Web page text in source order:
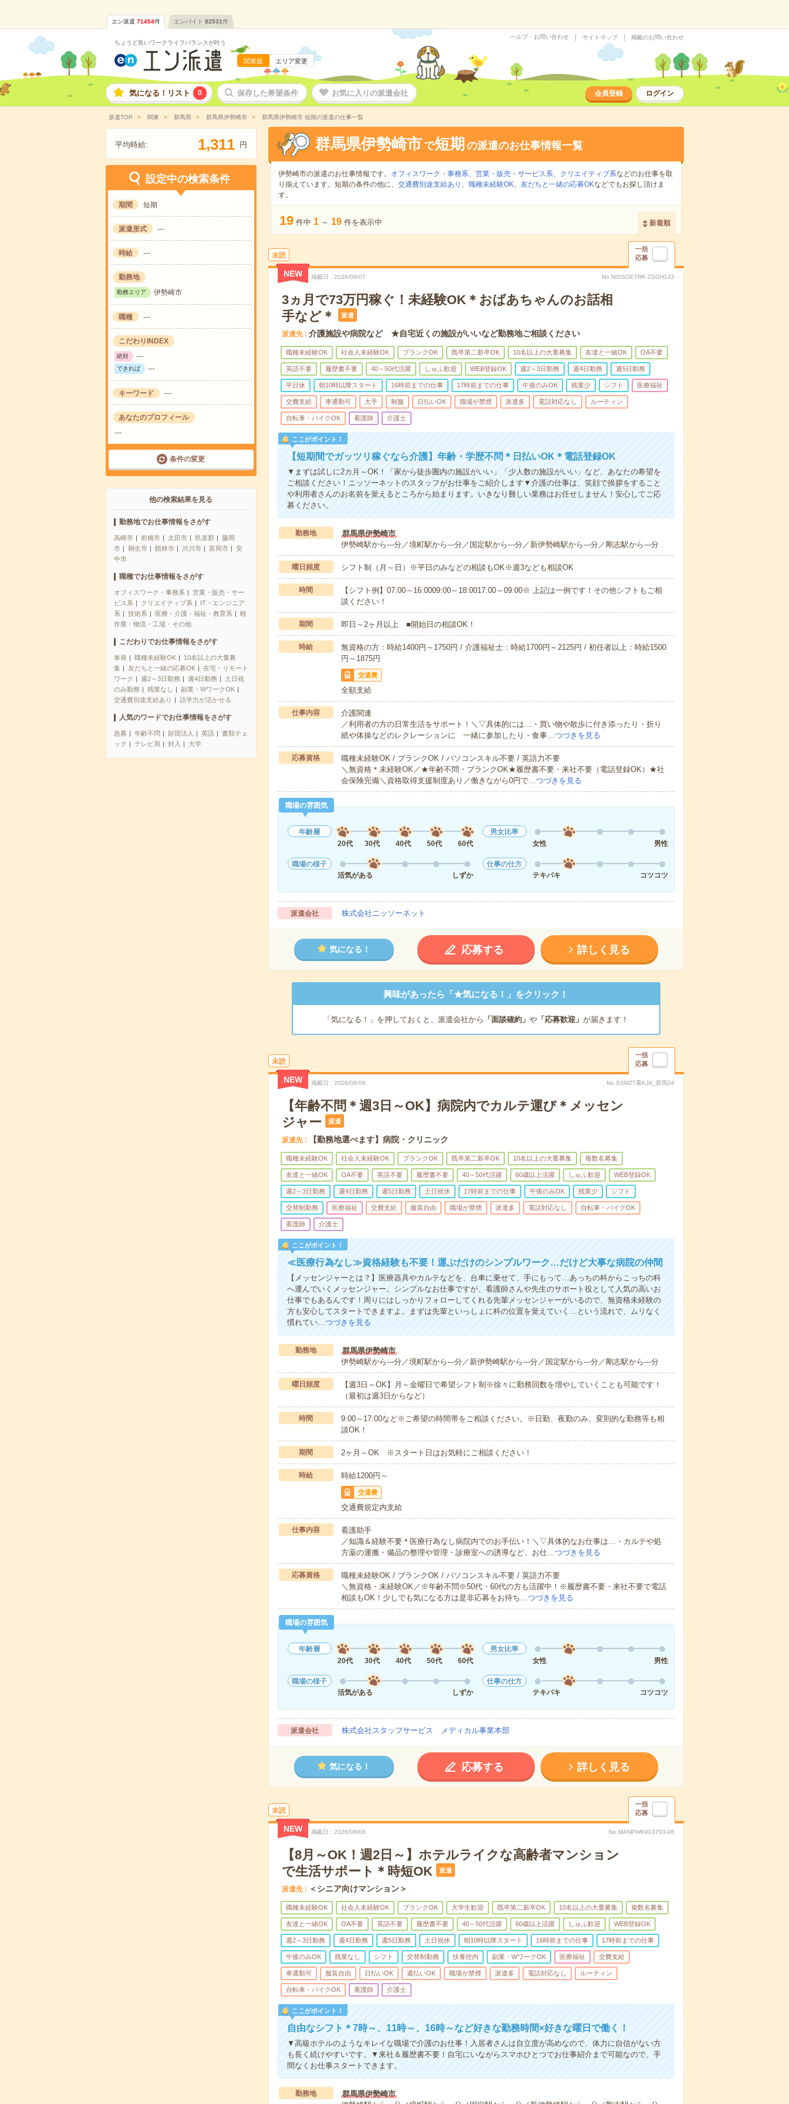
エン派遣 71454件 エンバイト 82531件
ちょうど良いワークライフバランスが叶う
関東版 エリア変更
ヘルプ・お問い合わせ サイトマップ 掲載のお問い合わせ
気になる！リスト 0 保存した希望条件 お気に入りの派遣会社 会員登録 ログイン
派遣TOP 関東 群馬県 群馬県伊勢崎市 群馬県伊勢崎市 短期の派遣の仕事一覧
平均時給: 1,311 円
設定中の検索条件
期間 短期
派遣形式 ---
時給 ---
勤務地
勤務エリア 伊勢崎市
職種 ---
こだわりINDEX
絶対 ---
できれば ---
キーワード ---
あなたのプロフィール
---
条件の変更
他の検索結果を見る
勤務地でお仕事情報をさがす
高崎市 前橋市 太田市 邑楽郡
藤岡
市
桐生市 館林市 渋川市 富岡市
安
中市
職種でお仕事情報をさがす
オフィスワーク・事務系
営業・販売・サー
ビス系
クリエイティブ系
IT・エンジニア
系
技術系 医療・介護・福祉・教育系
軽
作業・物流・工場・その他
こだわりでお仕事情報をさがす
単発 職種未経験OK
10名以上の大量募
集
友だちと一緒の応募OK
在宅・リモート
ワーク
週2～3日勤務 週4日勤務
土日祝
のみ勤務
残業なし
副業・WワークOK
交通費別途支給あり
語学力が活かせる
人気のワードでお仕事情報をさがす
急募 年齢不問 財団法人 英語
書類チェ
ック
テレビ局 封入 大学
群馬県伊勢崎市 で短期 の派遣のお仕事情報一覧
伊勢崎市の派遣のお仕事情報です。 オフィスワーク・事務系、 営業・販売・サービス系、 クリエイティブ系などのお仕事を取
り揃えています。短期の条件の他に、 交通費別途支給あり 、 職種未経験OK、 友だちと一緒の応募OKなどでもお探し頂けま
す。
19 件中 1 ～ 19 件を表示中 新着順
未読
一括
応募
NEW 掲載日 2026/08/07 No.NISSOETRK-2SGH143
3ヵ月で73万円稼ぐ！未経験OK＊おばあちゃんのお話相
手など＊
派遣
派遣先 介護施設や病院など ★自宅近くの施設がいいなど勤務地ご相談ください
職種未経験OK 社会人未経験OK ブランクOK 既卒第二新卒OK 10名以上の大量募集 友達と一緒OK OA不要
英語不要 履歴書不要 40～50代活躍 しゅふ歓迎 WEB登録OK 週2～3日勤務 週4日勤務 週5日勤務
平日休 朝10時以降スタート 16時前までの仕事 17時前までの仕事 午後のみOK 残業少 シフト 医療福祉
交費支給 車通勤可 大手 制服 日払いOK 職場が禁煙 派遣多 電話対応なし ルーティン
自転車・バイクOK 看護師 介護士
ここがポイント！
【短期間でガッツリ稼ぐなら介護】年齢・学歴不問＊日払いOK＊電話登録OK
▼まずは試しに2カ月～OK！「家から徒歩圏内の施設がいい」「少人数の施設がいい」など、あなたの希望を
ご相談ください！ニッソーネットのスタッフがお仕事をご紹介します▼介護の仕事は、笑顔で挨拶をすること
や利用者さんのお名前を覚えるところから始まります。いきなり難しい業務はお任せしません！安心してご応
募ください。
勤務地
群馬県伊勢崎市
伊勢崎駅から---分／境町駅から---分／国定駅から---分／新伊勢崎駅から---分／剛志駅から---分
曜日頻度 シフト制（月～日）※平日のみなどの相談もOK※週3なども相談OK
時間
【シフト例】07:00～16:0009:00～18:0017:00～09:00※ 上記は一例です！その他シフトもご相
談ください！
期間 即日～2ヶ月以上 ■開始日の相談OK！
時給
無資格の方：時給1400円～1750円 / 介護福祉士：時給1700円～2125円 / 初任者以上：時給1500
円～1875円
交通費
全額支給
仕事内容
介護関連
／利用者の方の日常生活をサポート！＼▽具体的には…・買い物や散歩に付き添ったり・折り
紙や体操などのレクレーションに 一緒に参加したり・食事…つづきを見る
応募資格
職種未経験OK / ブランクOK / パソコンスキル不要 / 英語力不要
＼無資格＊未経験OK／★年齢不問・ブランクOK★履歴書不要・来社不要（電話登録OK）★社
会保険完備＼資格取得支援制度あり／働きながら0円で…つづきを見る
職場の雰囲気
年齢層
20代
30代 40代 50代 60代
男女比率
女性
男性
職場の様子
活気がある
しずか
仕事の仕方
テキパキ
コツコツ
派遣会社 株式会社ニッソーネット
気になる！ 応募する 詳しく見る
興味があったら「★気になる！」をクリック！
「気になる！」を押しておくと、派遣会社から 「面談確約」 や「応募歓迎」 が届きます！
未読
一括
応募
NEW 掲載日 2026/08/06 No.SSMZT看KJ4_群馬04
【年齢不問＊週3日～OK】病院内でカルテ運び＊メッセン
ジャー
派遣
派遣先 【勤務地選べます】病院・クリニック
職種未経験OK 社会人未経験OK ブランクOK 既卒第二新卒OK 10名以上の大量募集 複数名募集
友達と一緒OK OA不要 英語不要 履歴書不要 40～50代活躍 60歳以上活躍 しゅふ歓迎 WEB登録OK
週2～3日勤務 週4日勤務 週5日勤務 土日祝休 17時前までの仕事 午後のみOK 残業少 シフト
交替制勤務 医療福祉 交費支給 服装自由 職場が禁煙 派遣多 電話対応なし 自転車・バイクOK
看護師 介護士
ここがポイント！
≪医療行為なし≫資格経験も不要！運ぶだけのシンプルワーク…だけど大事な病院の仲間
【メッセンジャーとは？】医療器具やカルテなどを、台車に乗せて、手にもって…あっちの科からこっちの科
へ運んでいくメッセンジャー。シンプルなお仕事ですが、看護師さんや先生のサポート役として人気の高いお
仕事でもあるんです！周りにはしっかりフォローしてくれる先輩メッセンジャーがいるので、無資格未経験の
方も安心してスタートできますよ。まずは先輩といっしょに科の位置を覚えていく…という流れで、ムリなく
慣れてい…つづきを見る
勤務地
群馬県伊勢崎市
伊勢崎駅から---分／境町駅から---分／新伊勢崎駅から---分／国定駅から---分／剛志駅から---分
曜日頻度
【週3日～OK】月～金曜日で希望シフト制※徐々に勤務回数を増やしていくことも可能です！
（最初は週3日からなど）
時間
9:00～17:00など※ご希望の時間帯をご相談ください。※日勤、夜勤のみ、変則的な勤務等も相
談OK！
期間 2ヶ月～OK ※スタート日はお気軽にご相談ください！
時給 時給1200円～
交通費
交通費規定内支給
仕事内容
看護助手
／知識＆経験不要＊医療行為なし病院内でのお手伝い！＼▽具体的なお仕事は…・カルテや処
方薬の運搬・備品の整理や管理・診療室への誘導など、お仕…つづきを見る
応募資格
職種未経験OK / ブランクOK / パソコンスキル不要 / 英語力不要
＼無資格・未経験OK／※年齢不問※50代・60代の方も活躍中！※履歴書不要・来社不要で電話
相談もOK！少しでも気になる方は是非応募をお待ち…つづきを見る
職場の雰囲気
年齢層
20代
30代 40代 50代 60代
男女比率
女性
男性
職場の様子
活気がある
しずか
仕事の仕方
テキパキ
コツコツ
派遣会社 株式会社スタッフサービス メディカル事業本部
気になる！ 応募する 詳しく見る
未読
一括
応募
NEW 掲載日 2026/08/06 No.MANPWK903793-08
【8月～OK！週2日～】ホテルライクな高齢者マンション
で生活サポート＊時短OK
派遣
派遣先 ＜シニア向けマンション＞
職種未経験OK 社会人未経験OK ブランクOK 大学生歓迎 既卒第二新卒OK 10名以上の大量募集 複数名募集
友達と一緒OK OA不要 英語不要 履歴書不要 40～50代活躍 60歳以上活躍 しゅふ歓迎 WEB登録OK
週2～3日勤務 週4日勤務 週5日勤務 土日祝休 朝10時以降スタート 16時前までの仕事 17時前までの仕事
午後のみOK 残業なし シフト 交替制勤務 扶養控内 副業・WワークOK 医療福祉 交費支給
車通勤可 服装自由 日払いOK 週払いOK 職場が禁煙 派遣多 電話対応なし ルーティン
自転車・バイクOK 看護師 介護士
ここがポイント！
自由なシフト＊7時～、11時～、16時～など好きな勤務時間×好きな曜日で働く！
▼高級ホテルのようなキレイな職場で介護のお仕事！入居者さんは自立度が高めなので、体力に自信がない方
も長く続けやすいです。▼来社＆履歴書不要！自宅にいながらスマホひとつでお仕事紹介まで可能なので、手
間なくお仕事スタートできます。
勤務地
群馬県伊勢崎市